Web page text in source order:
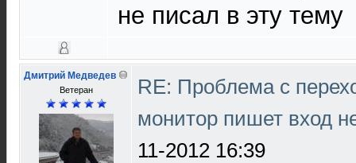
не писал в эту тему
Дмитрий Медведев
Ветеран
RE: Проблема с
монитор пишет вход
11-2012 16:39